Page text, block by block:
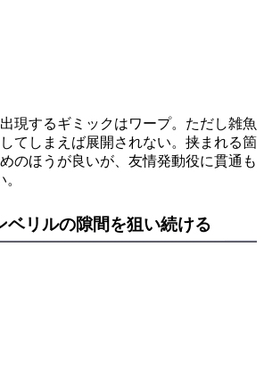
現するギミックはワープ。ただし雑魚
てしまえば展開されない。挟まれる箇
のほうが良いが、友情発動役に貫通も
ベリルの隙間を狙い続ける